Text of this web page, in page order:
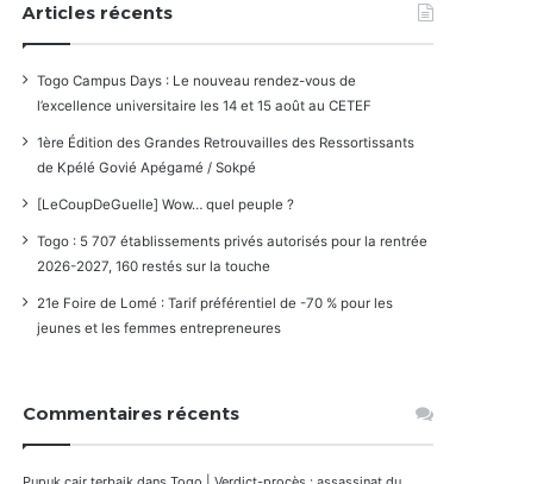
Articles récents
Togo Campus Days : Le nouveau rendez-vous de
l’excellence universitaire les 14 et 15 août au CETEF
1ère Édition des Grandes Retrouvailles des Ressortissants
de Kpélé Govié Apégamé / Sokpé
[LeCoupDeGuelle] Wow… quel peuple ?
Togo : 5 707 établissements privés autorisés pour la rentrée
2026-2027, 160 restés sur la touche
21e Foire de Lomé : Tarif préférentiel de -70 % pour les
jeunes et les femmes entrepreneures
Commentaires récents